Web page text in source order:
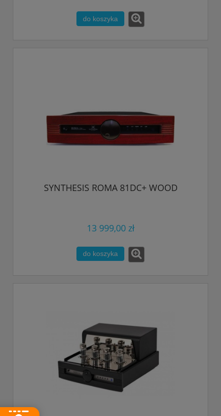
do koszyka
SYNTHESIS ROMA 81DC+ WOOD
13 999,00 zł
do koszyka